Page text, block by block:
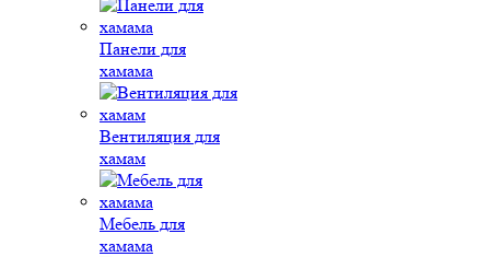
Панели для
хамама
Вентиляция для
хамам
Мебель для
хамама